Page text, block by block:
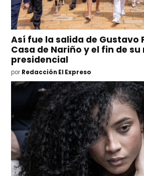
Así fue la salida de Gustavo
Casa de Nariño y el fin de
presidencial
por Redacción El Expreso